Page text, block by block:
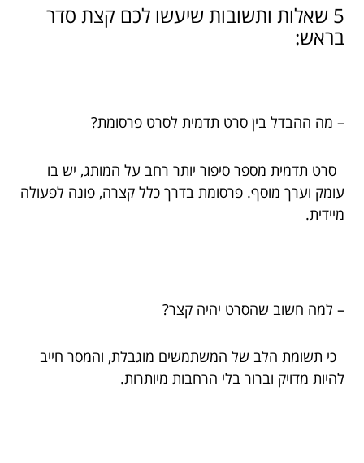
5 שאלות ותשובות שיעשו לכם קצת סדר
בראש:
– מה ההבדל בין סרט תדמית לסרט פרסומת?
סרט תדמית מספר סיפור יותר רחב על המותג, יש בו
עומק וערך מוסף. פרסומת בדרך כלל קצרה, פונה לפעולה
מיידית.
– למה חשוב שהסרט יהיה קצר?
כי תשומת הלב של המשתמשים מוגבלת, והמסר חייב
להיות מדויק וברור בלי הרחבות מיותרות.